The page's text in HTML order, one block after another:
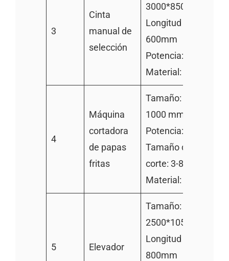
3
Cinta
manual de
selección
3000*850*800mm
Longitud del rodillo:
600mm
Potencia: 0.75kw
Material: 304SS
4
Máquina
cortadora
de papas
fritas
Tamaño: 850 * 850 *
1000 mm
Potencia: 0.75kw
Tamaño de la tira de
corte: 3-8mm
Material: 304SS
5 Elevador
Tamaño:
Longitud del rodillo:
800mm